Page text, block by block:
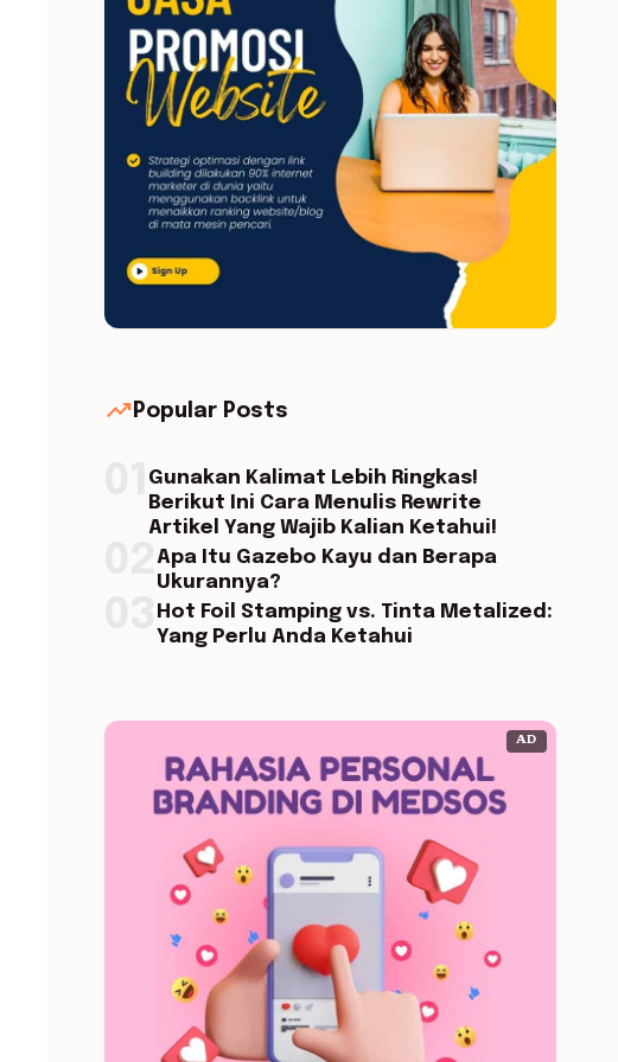
trending_up Popular Posts
Gunakan Kalimat Lebih Ringkas!
Berikut Ini Cara Menulis Rewrite
Artikel Yang Wajib Kalian Ketahui!
Apa Itu Gazebo Kayu dan Berapa
Ukurannya?
Hot Foil Stamping vs. Tinta Metalized:
Yang Perlu Anda Ketahui
AD